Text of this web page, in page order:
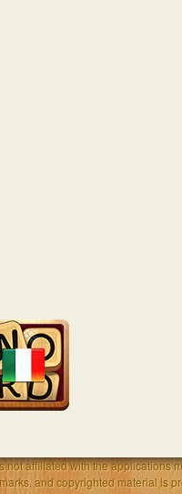
not affiliated with the applications
and copyrighted material is